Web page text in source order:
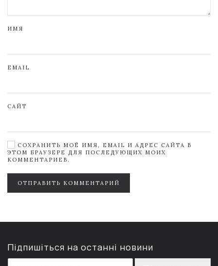
ИМЯ
EMAIL
САЙТ
СОХРАНИТЬ МОЁ ИМЯ, EMAIL И АДРЕС САЙТА В
ЭТОМ БРАУЗЕРЕ ДЛЯ ПОСЛЕДУЮЩИХ МОИХ
КОММЕНТАРИЕВ.
ОТПРАВИТЬ КОММЕНТАРИЙ
Підпишіться на останні новини